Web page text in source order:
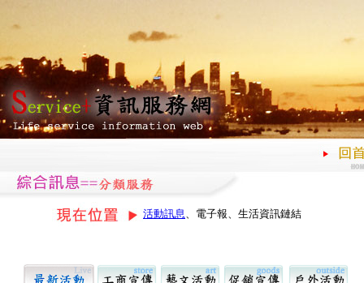
活動訊息、電子報、生活資訊鏈結